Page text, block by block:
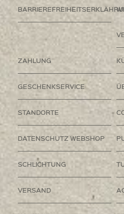
ZAHLUNG
GESCHENKSERVICE
STANDORTE
DATENSCHUTZ WEBSHOP
SCHLICHTUNG
VERSAND